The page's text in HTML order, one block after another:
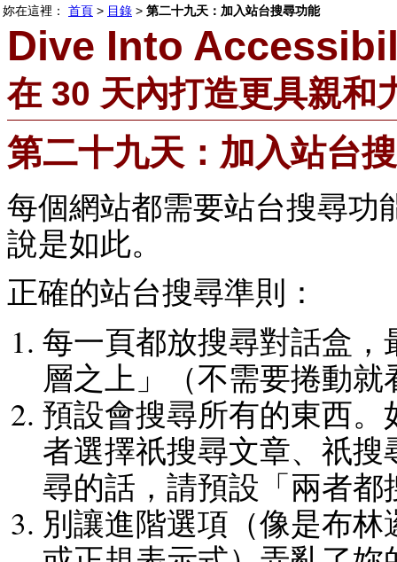
Dive Into
在 30 天內打造更具親和
第二十九天：加入站台
每個網站都需要站台搜尋功
說是如此。
正確的站台搜尋準則：
每一頁都放搜尋對話盒
層之上」（不需要捲動就
預設會搜尋所有的東西
者選擇祇搜尋文章、祇
尋的話，請預設「兩者都
別讓進階選項（像是布
妳在這裡： 首頁 > 目錄 > 第二十九天：加入站台搜尋功能